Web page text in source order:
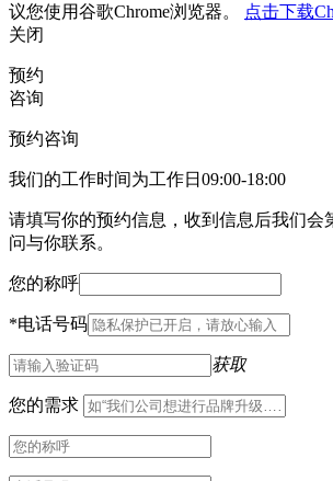
议您使用谷歌Chrome浏览器。
点击下载
关闭
预约
咨询
预约咨询
我们的工作时间为工作日09:00-18:00
请填写你的预约信息，收到信息后我们会
问与你联系。
您的称呼
*电话号码
获取
您的需求